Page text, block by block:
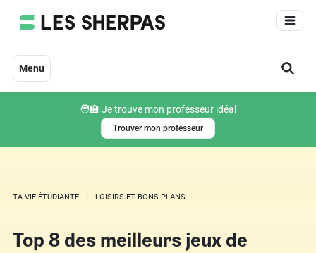
Menu
🧑‍🏫 Je trouve mon professeur idéal
Trouver mon professeur
TA VIE ÉTUDIANTE LOISIRS ET BONS PLANS
Top 8 des meilleurs jeux de